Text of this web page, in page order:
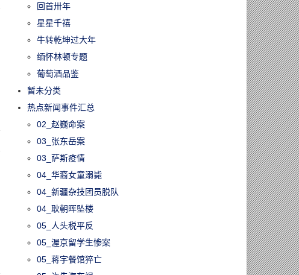
回首卅年
星星千禧
牛转乾坤过大年
缅怀林顿专题
葡萄酒品鉴
暂未分类
热点新闻事件汇总
02_赵巍命案
03_张东岳案
03_萨斯疫情
04_华裔女童溺毙
04_新疆杂技团员脱队
04_耿朝晖坠楼
05_人头税平反
05_渥京留学生惨案
05_蒋宇餐馆猝亡